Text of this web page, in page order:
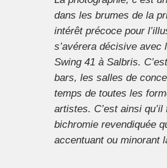
dans les brumes de la
intérêt précoce pour
s’avérera décisive
Swing 41 à Salbris.
bars, les salles de
temps de toutes les
artistes. C’est ainsi
bichromie revendiquée
accentuant ou minorant